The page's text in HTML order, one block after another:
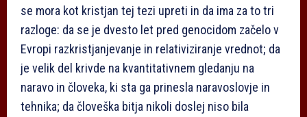
se mora kot kristjan tej tezi upreti in da ima za to tri
razloge: da se je dvesto let pred genocidom začelo v
Evropi razkristjanjevanje in relativiziranje vrednot; da
je velik del krivde na kvantitativnem gledanju na
naravo in človeka, ki sta ga prinesla naravoslovje in
tehnika; da človeška bitja nikoli doslej niso bila